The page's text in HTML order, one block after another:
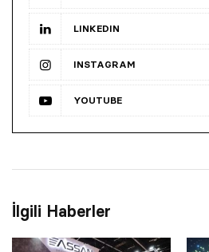
LINKEDIN
INSTAGRAM
YOUTUBE
İlgili Haberler